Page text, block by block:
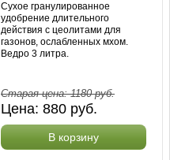
Сухое гранулированное
удобрение длительного
действия с цеолитами для
газонов, ослабленных мхом.
Ведро 3 литра.
Старая цена:1180руб.
Цена: 880 руб.
В корзину